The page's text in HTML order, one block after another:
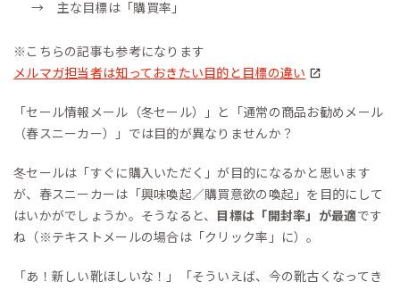
→ 主な目標は「購買率」
※こちらの記事も参考になります
メルマガ担当者は知っておきたい目的と目標の違い
「セール情報メール（冬セール）」と「通常の商品お勧めメール
（春スニーカー）」では目的が異なりませんか？
冬セールは「すぐに購入いただく」が目的になるかと思います
が、春スニーカーは「興味喚起／購買意欲の喚起」を目的にして
はいかがでしょうか。そうなると、
目標は「開封率」が最適です
ね（※テキストメールの場合は「クリック率」に）。
「あ！新しい靴ほしいな！」「そういえば、今の靴古くなってき